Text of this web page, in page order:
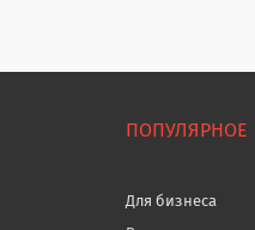
ПОПУЛЯРНОЕ
Для бизнеса